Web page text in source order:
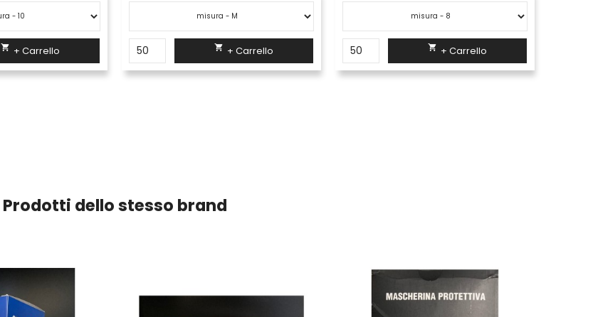
 + Carrello  + Carrello  + Carrello
Prodotti dello stesso brand